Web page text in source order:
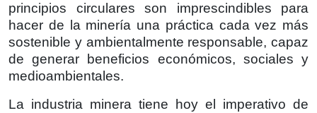
principios circulares son imprescindibles para
hacer de la minería una práctica cada vez más
sostenible y ambientalmente responsable, capaz
de generar beneficios económicos, sociales y
medioambientales.
La industria minera tiene hoy el imperativo de